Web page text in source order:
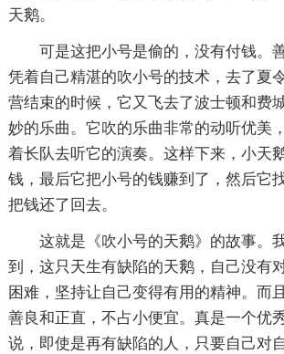
天鹅。
可是这把小号是偷的，没有付钱。
凭着自己精湛的吹小号的技术，去了夏
营结束的时候，它又飞去了波士顿和费
妙的乐曲。它吹的乐曲非常的动听优美
着长队去听它的演奏。这样下来，小天
钱，最后它把小号的钱赚到了，然后它
把钱还了回去。
这就是《吹小号的天鹅》的故事。
到，这只天生有缺陷的天鹅，自己没有
困难，坚持让自己变得有用的精神。而
善良和正直，不占小便宜。真是一个优
说，即使是再有缺陷的人，只要自己对